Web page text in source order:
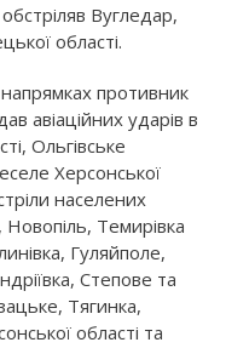
Вугледар,
області.
противник
авіаційних ударів в
Ольгівське
Херсонської
населених
Темирівка
Гуляйполе,
Степове та
Тягинка,
області та